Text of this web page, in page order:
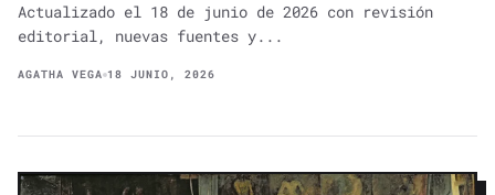
Actualizado el 18 de junio de 2026 con revisión
editorial, nuevas fuentes y...
AGATHA VEGA 18 JUNIO, 2026